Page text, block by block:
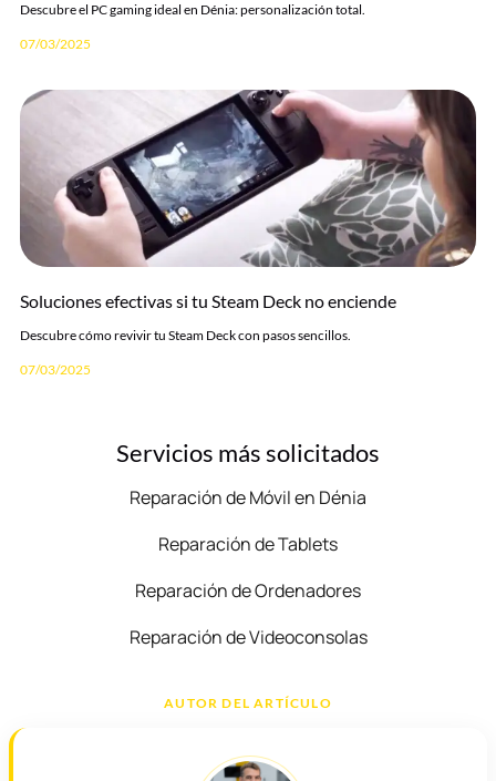
Descubre el PC gaming ideal en Dénia: personalización total.
07/03/2025
Soluciones efectivas si tu Steam Deck no enciende
Descubre cómo revivir tu Steam Deck con pasos sencillos.
07/03/2025
Servicios más solicitados
Reparación de Móvil en Dénia
Reparación de Tablets
Reparación de Ordenadores
Reparación de Videoconsolas
AUTOR DEL ARTÍCULO